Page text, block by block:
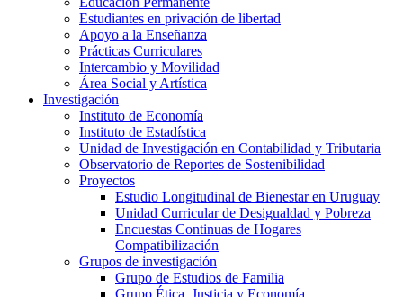
Estudiantes en privación de libertad
Apoyo a la Enseñanza
Prácticas Curriculares
Intercambio y Movilidad
Área Social y Artística
Investigación
Instituto de Economía
Instituto de Estadística
Unidad de Investigación en Contabilidad y Tributaria
Observatorio de Reportes de Sostenibilidad
Proyectos
Estudio Longitudinal de Bienestar en Uruguay
Unidad Curricular de Desigualdad y Pobreza
Encuestas Continuas de Hogares
Compatibilización
Grupos de investigación
Grupo de Estudios de Familia
Grupo Ética, Justicia y Economía